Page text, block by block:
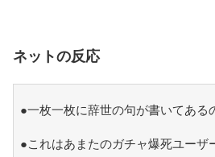
ネットの反応
●一枚一枚に辞世の句が書いてある
●これはあまたのガチャ爆死ユーザ